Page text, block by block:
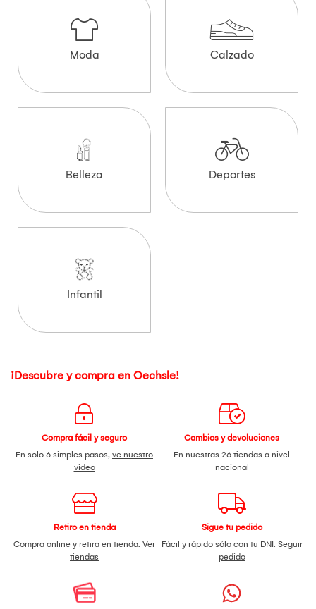
Moda Calzado
Belleza Deportes
Infantil
¡Descubre y compra en Oechsle!
Compra fácil y seguro
En solo 6 simples pasos, ve nuestro
video
Cambios y devoluciones
En nuestras 26 tiendas a nivel
nacional
Retiro en tienda
Compra online y retira en tienda. Ver
tiendas
Sigue tu pedido
Fácil y rápido sólo con tu DNI. Seguir
pedido